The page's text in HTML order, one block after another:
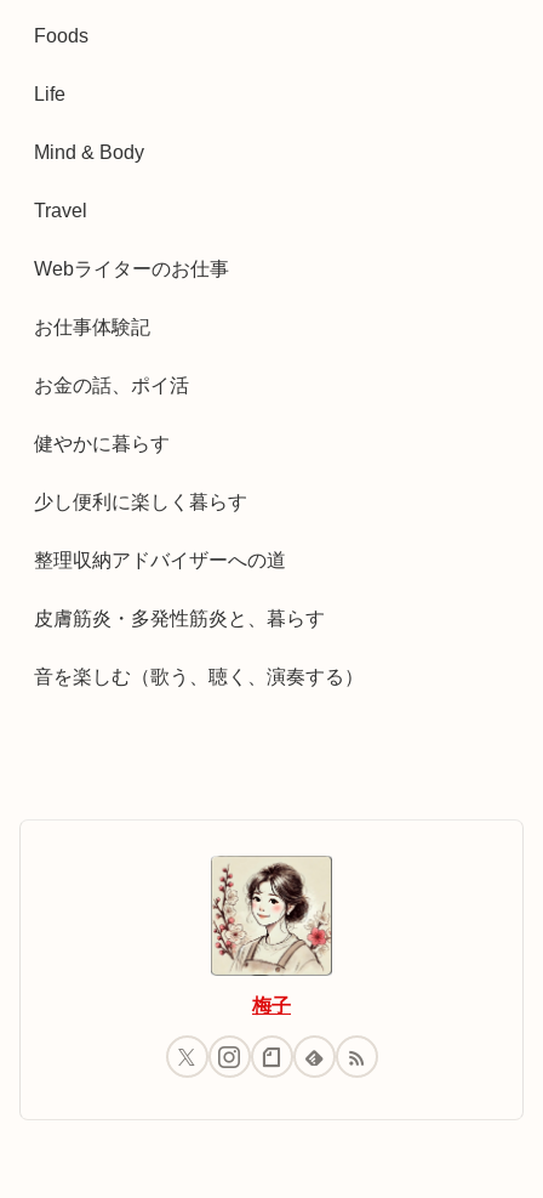
Foods
Life
Mind & Body
Travel
Webライターのお仕事
お仕事体験記
お金の話、ポイ活
健やかに暮らす
少し便利に楽しく暮らす
整理収納アドバイザーへの道
皮膚筋炎・多発性筋炎と、暮らす
音を楽しむ（歌う、聴く、演奏する）
梅子